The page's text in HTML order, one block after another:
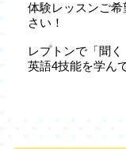
体験レッスンご
さい！
レプトンで「聞
英語4技能を学ん